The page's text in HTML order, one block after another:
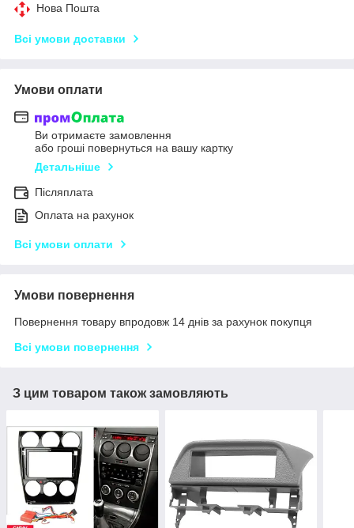
Нова Пошта
Всі умови доставки
Умови оплати
Ви отримаєте замовлення
або гроші повернуться на вашу картку
Детальніше
Післяплата
Оплата на рахунок
Всі умови оплати
Умови повернення
Повернення товару впродовж 14 днів за рахунок покупця
Всі умови повернення
З цим товаром також замовляють